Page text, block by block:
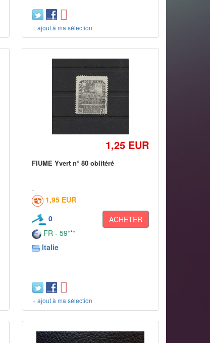
+ ajout à ma sélection
1,25 EUR
FIUME Yvert n° 80 oblitéré
1,95 EUR
0
ACHETER
FR - 59***
Italie
+ ajout à ma sélection